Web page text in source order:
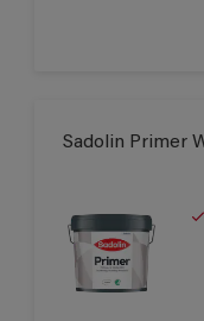
Sadolin Primer